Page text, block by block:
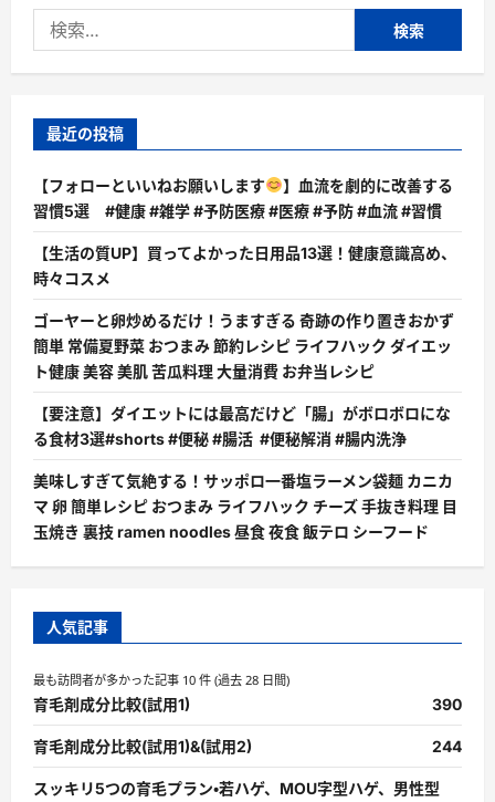
索:
最近の投稿
【フォローといいねお願いします
】血流を劇的に改善する
習慣5選 #健康 #雑学 #予防医療 #医療 #予防 #血流 #習慣
【生活の質UP】買ってよかった日用品13選！健康意識高め、
時々コスメ
ゴーヤーと卵炒めるだけ！うますぎる 奇跡の作り置きおかず
簡単 常備夏野菜 おつまみ 節約レシピ ライフハック ダイエッ
ト健康 美容 美肌 苦瓜料理 大量消費 お弁当レシピ
【要注意】ダイエットには最高だけど「腸」がボロボロにな
る食材3選#shorts #便秘 #腸活 #便秘解消 #腸内洗浄
美味しすぎて気絶する！サッポロ一番塩ラーメン袋麺 カニカ
マ 卵 簡単レシピ おつまみ ライフハック チーズ 手抜き料理 目
玉焼き 裏技 ramen noodles 昼食 夜食 飯テロ シーフード
人気記事
最も訪問者が多かった記事 10 件 (過去 28 日間)
育毛剤成分比較(試用1) 390
育毛剤成分比較(試用1)&(試用2) 244
スッキリ5つの育毛プラン・若ハゲ、MOU字型ハゲ、男性型